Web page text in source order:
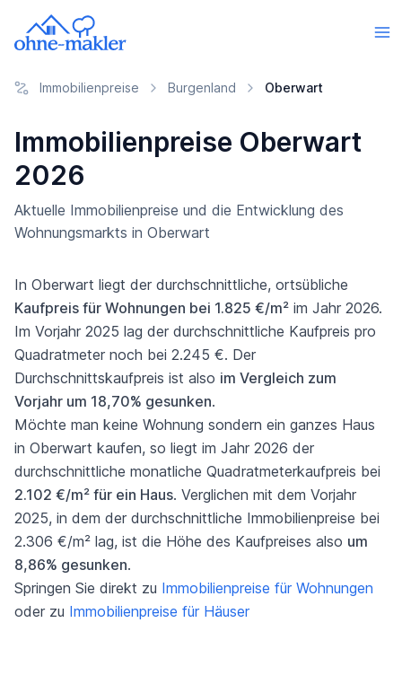
Immobilienpreise Burgenland Oberwart
Immobilienpreise Oberwart
2026
Aktuelle Immobilienpreise und die Entwicklung des
Wohnungsmarkts in Oberwart
In Oberwart liegt der durchschnittliche, ortsübliche
Kaufpreis für Wohnungen bei 1.825 €/m² im Jahr 2026.
Im Vorjahr 2025 lag der durchschnittliche Kaufpreis pro
Quadratmeter noch bei 2.245 €. Der
Durchschnittskaufpreis ist also im Vergleich zum
Vorjahr um 18,70% gesunken.
Möchte man keine Wohnung sondern ein ganzes Haus
in Oberwart kaufen, so liegt im Jahr 2026 der
durchschnittliche monatliche Quadratmeterkaufpreis bei
2.102 €/m² für ein Haus. Verglichen mit dem Vorjahr
2025, in dem der durchschnittliche Immobilienpreise bei
2.306 €/m² lag, ist die Höhe des Kaufpreises also um
8,86% gesunken.
Springen Sie direkt zu Immobilienpreise für Wohnungen
oder zu Immobilienpreise für Häuser